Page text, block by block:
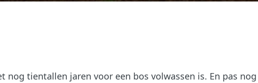
tientallen jaren voor een bos volwassen is. En pas nog